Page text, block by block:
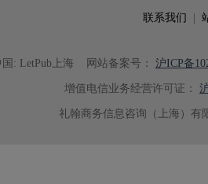
联系我们
: LetPub上海 网站备案号： 沪ICP备
增值电信业务经营许可证：
礼翰商务信息咨询（上海）